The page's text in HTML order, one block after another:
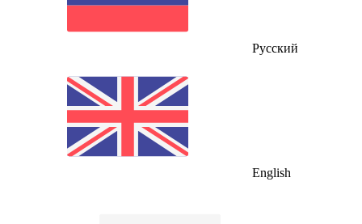
Русский
English